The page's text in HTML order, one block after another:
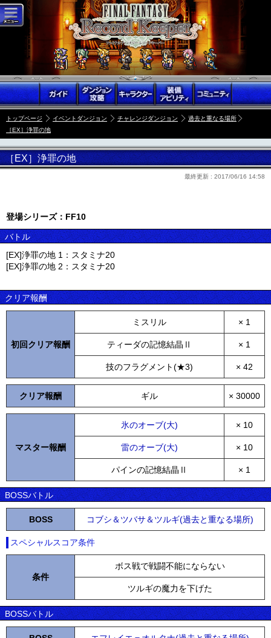
トップページ イベントダンジョン チャレンジダンジョン
過去と重なる場所
［EX］浄罪の地
［EX］浄罪の地
最終更新 : 2017/06/16 14:58
登場シリーズ：FF10
バトル
[EX]浄罪の地 1：スタミナ20
[EX]浄罪の地 2：スタミナ20
クリア報酬
初回クリア報酬
ミスリル × 1
ティーダの記憶結晶Ⅱ × 1
技のフラグメント(★3) × 42
クリア報酬 ギル × 30000
マスター報酬
氷のオーブ(大) × 10
雷のオーブ(大) × 10
パインの記憶結晶Ⅱ × 1
BOSSバトル
BOSS コブシ＆ツバサ＆ツルギ(過去と重なる場所)
スペシャルスコア条件
条件
ボス戦で戦闘不能にならない
ツルギの魔力を下げた
BOSSバトル